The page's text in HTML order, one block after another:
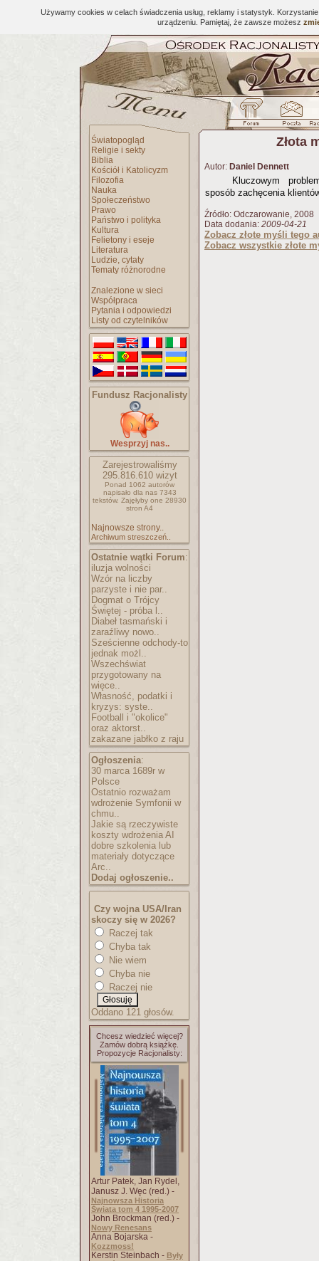
Używamy cookies w celach świadczenia usług, reklamy i statystyk.
urządzeniu. Pamiętaj, że zawsze możesz
Światopogląd
Religie i sekty
Biblia
Kościół i Katolicyzm
Filozofia
Nauka
Społeczeństwo
Prawo
Państwo i polityka
Kultura
Felietony i eseje
Literatura
Ludzie, cytaty
Tematy różnorodne
Znalezione w sieci
Współpraca
Pytania i odpowiedzi
Listy od czytelników
Fundusz Racjonalisty
Wesprzyj nas..
Zarejestrowaliśmy
295.816.610wizyt
Ponad 1062 autorów
napisało dla nas 7343
tekstów. Zajęłyby one 28930
stron A4
Najnowsze strony..
Archiwum streszczeń..
Ostatnie wątki Forum:
iluzja wolności
Wzór na liczby
parzyste i nie par..
Dogmat o Trójcy
Świętej - próba l..
Diabeł tasmański i
zaraźliwy nowo..
Sześcienne odchody-to
jednak możl..
Wszechświat
przygotowany na
więce..
Własność, podatki i
kryzys: syste..
Football i "okolice"
oraz aktorst..
zakazane jabłko z raju
Ogłoszenia:
30 marca 1689r w
Polsce
Ostatnio rozważam
wdrożenie Symfonii w
chmu..
Jakie są rzeczywiste
koszty wdrożenia AI
dobre szkolenia lub
materiały dotyczące
Arc..
Dodaj ogłoszenie..
Czy wojna USA/Iran
skoczy się w 2026?
Raczej tak
Chyba tak
Nie wiem
Chyba nie
Raczej nie
Oddano 121 głosów.
Chcesz wiedzieć więcej?
Zamów dobrą książkę.
Propozycje Racjonalisty:
Artur Patek, Jan Rydel,
Janusz J. Węc (red.) -
Najnowsza Historia
Świata tom 4 1995-2007
John Brockman (red.) -
Nowy Renesans
Anna Bojarska -
Kozzmoss!
Kerstin Steinbach - Były
Złota
Autor: Daniel Dennett
Kluczowym
sposób zachęcenia
Źródło: Odczarowanie, 2008
Data dodania: 2009-04-21
Zobacz złote myśli tego
Zobacz wszystkie złote